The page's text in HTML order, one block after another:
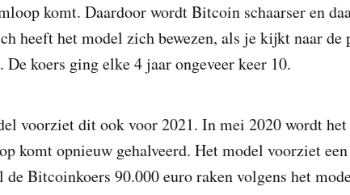
komt. Daardoor wordt Bitcoin schaarser en
heeft het model zich bewezen, als je kijkt naar
De koers ging elke 4 jaar ongeveer keer 10.
voorziet dit ook voor 2021. In mei 2020 wordt
komt opnieuw gehalveerd. Het model voorziet
de Bitcoinkoers 90.000 euro raken volgens het